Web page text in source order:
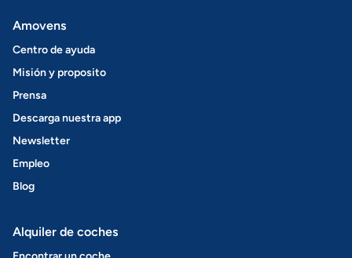
Amovens
Centro de ayuda
Misión y proposito
Prensa
Descarga nuestra app
Newsletter
Empleo
Blog
Alquiler de coches